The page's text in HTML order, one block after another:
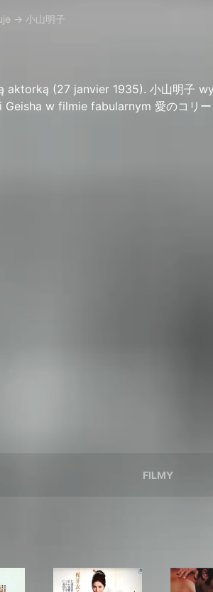
→ 小山明子
aktorką (27 janvier 1935). 小山明子
w filmie fabularnym 愛のコリー
FILMY